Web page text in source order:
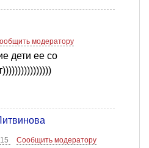
модератору
дети ее со
Сообщить модератору